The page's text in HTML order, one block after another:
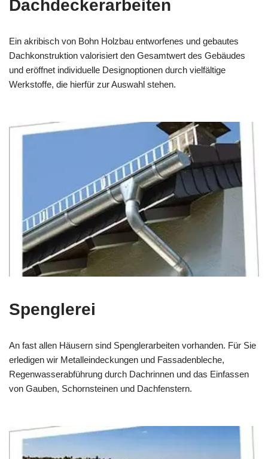
Dachdeckerarbeiten
Ein akribisch von Bohn Holzbau entworfenes und gebautes
Dachkonstruktion valorisiert den Gesamtwert des Gebäudes
und eröffnet individuelle Designoptionen durch vielfältige
Werkstoffe, die hierfür zur Auswahl stehen.
Spenglerei
An fast allen Häusern sind Spenglerarbeiten vorhanden. Für Sie
erledigen wir Metalleindeckungen und Fassadenbleche,
Regenwasserabführung durch Dachrinnen und das Einfassen
von Gauben, Schornsteinen und Dachfenstern.